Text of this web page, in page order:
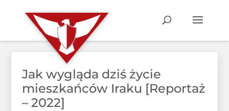
Jak wygląda dziś życie
mieszkańców Iraku [Reportaż
– 2022]